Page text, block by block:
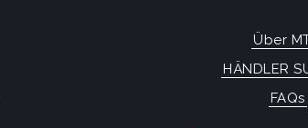
Über
HÄNDLER
FAQs